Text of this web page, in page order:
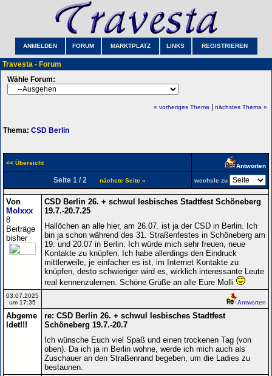
ANMELDEN FORUM MARKTPLATZ LINKS REGISTRIEREN
Travesta - Forum
Wähle Forum:
« vorheriges Thema nächstes Thema »
Thema: CSD Berlin
<< Übersicht Antworten
Seite 1 / 2 nächste Seite » wechsle zu
Von
Molxxx
8
Beiträge
bisher
CSD Berlin 26. + schwul lesbisches Stadtfest Schöneberg
19.7.-20.7.25
Hallöchen an alle hier, am 26.07. ist ja der CSD in Berlin. Ich
bin ja schon während des 31. Straßenfestes in Schöneberg am
19. und 20.07 in Berlin. Ich würde mich sehr freuen, neue
Kontakte zu knüpfen. Ich habe allerdings den Eindruck
mittlerweile, je einfacher es ist, im Internet Kontakte zu
knüpfen, desto schwieriger wird es, wirklich interessante Leute
real kennenzulernen. Schöne Grüße an alle Eure Molli
03.07.2025
um 17:35
Antworten
Abgeme
ldet!!!
re: CSD Berlin 26. + schwul lesbisches Stadtfest
Schöneberg 19.7.-20.7
Ich wünsche Euch viel Spaß und einen trockenen Tag (von
oben). Da ich ja in Berlin wohne, werde ich mich auch als
Zuschauer an den Straßenrand begeben, um die Ladies zu
bestaunen.